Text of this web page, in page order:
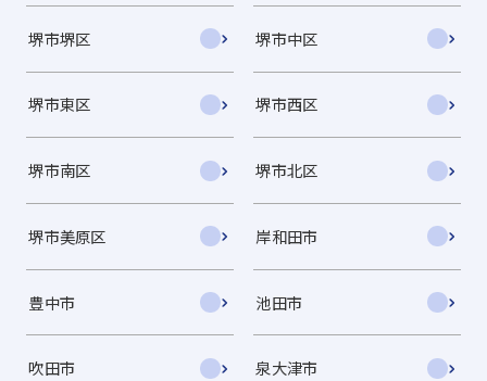
堺市堺区 堺市中区
堺市東区 堺市西区
堺市南区 堺市北区
堺市美原区 岸和田市
豊中市 池田市
吹田市 泉大津市